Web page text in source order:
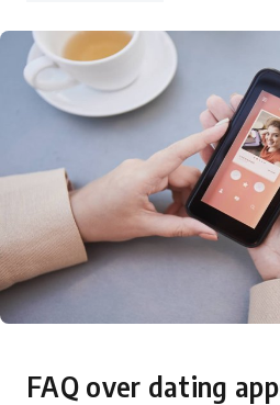
FAQ over dating